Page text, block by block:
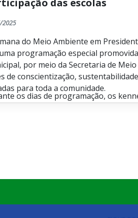
das escolas
2025
do Meio Ambiente em
programação especial
por meio da Secretaria de
de conscientização,
para toda a comunidade.
os dias de programação, os
diretamente os recicláveis e
escolas da rede municipal de ensino.
com entusiasmo por meio
Municipal de Meio